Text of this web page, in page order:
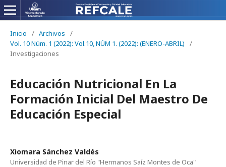
Inicio / Archivos
/
Vol. 10 Núm. 1 (2022): Vol.10, NÚM 1. (2022): (ENERO-ABRIL)
/
Investigaciones
Educación Nutricional En La
Formación Inicial Del Maestro De
Educación Especial
Xiomara Sánchez Valdés
Universidad de Pinar del Río "Hermanos Saíz Montes de Oca"